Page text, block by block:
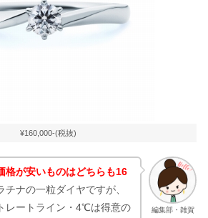
¥160,000-(税抜)
編集部・雑賀
格が安いものはどちらも16
チナの一粒ダイヤですが、
レートライン・4℃は得意の